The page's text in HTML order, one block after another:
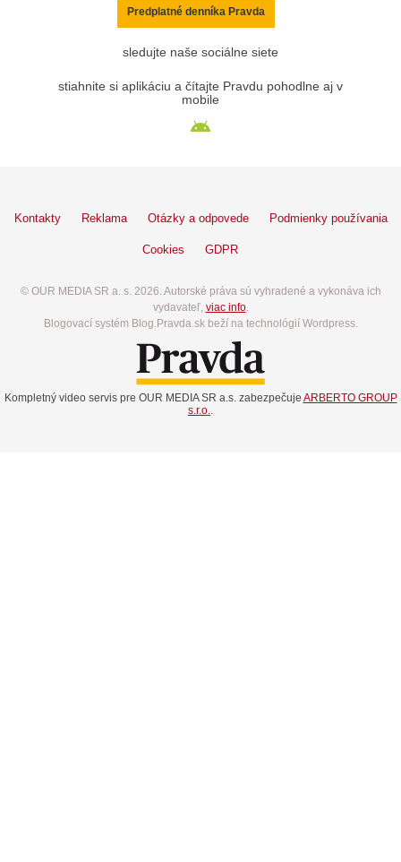
Predplatné denníka Pravda
sledujte naše sociálne siete
stiahnite si aplikáciu a čítajte Pravdu pohodlne aj v
mobile
Kontakty Reklama Otázky a odpovede Podmienky používania
Cookies GDPR
© OUR MEDIA SR a. s. 2026. Autorské práva sú vyhradené a vykonáva ich
vydavateľ, viac info.
Blogovací systém Blog.Pravda.sk beží na technológií Wordpress.
Kompletný video servis pre OUR MEDIA SR a.s. zabezpečuje ARBERTO GROUP
s.r.o.